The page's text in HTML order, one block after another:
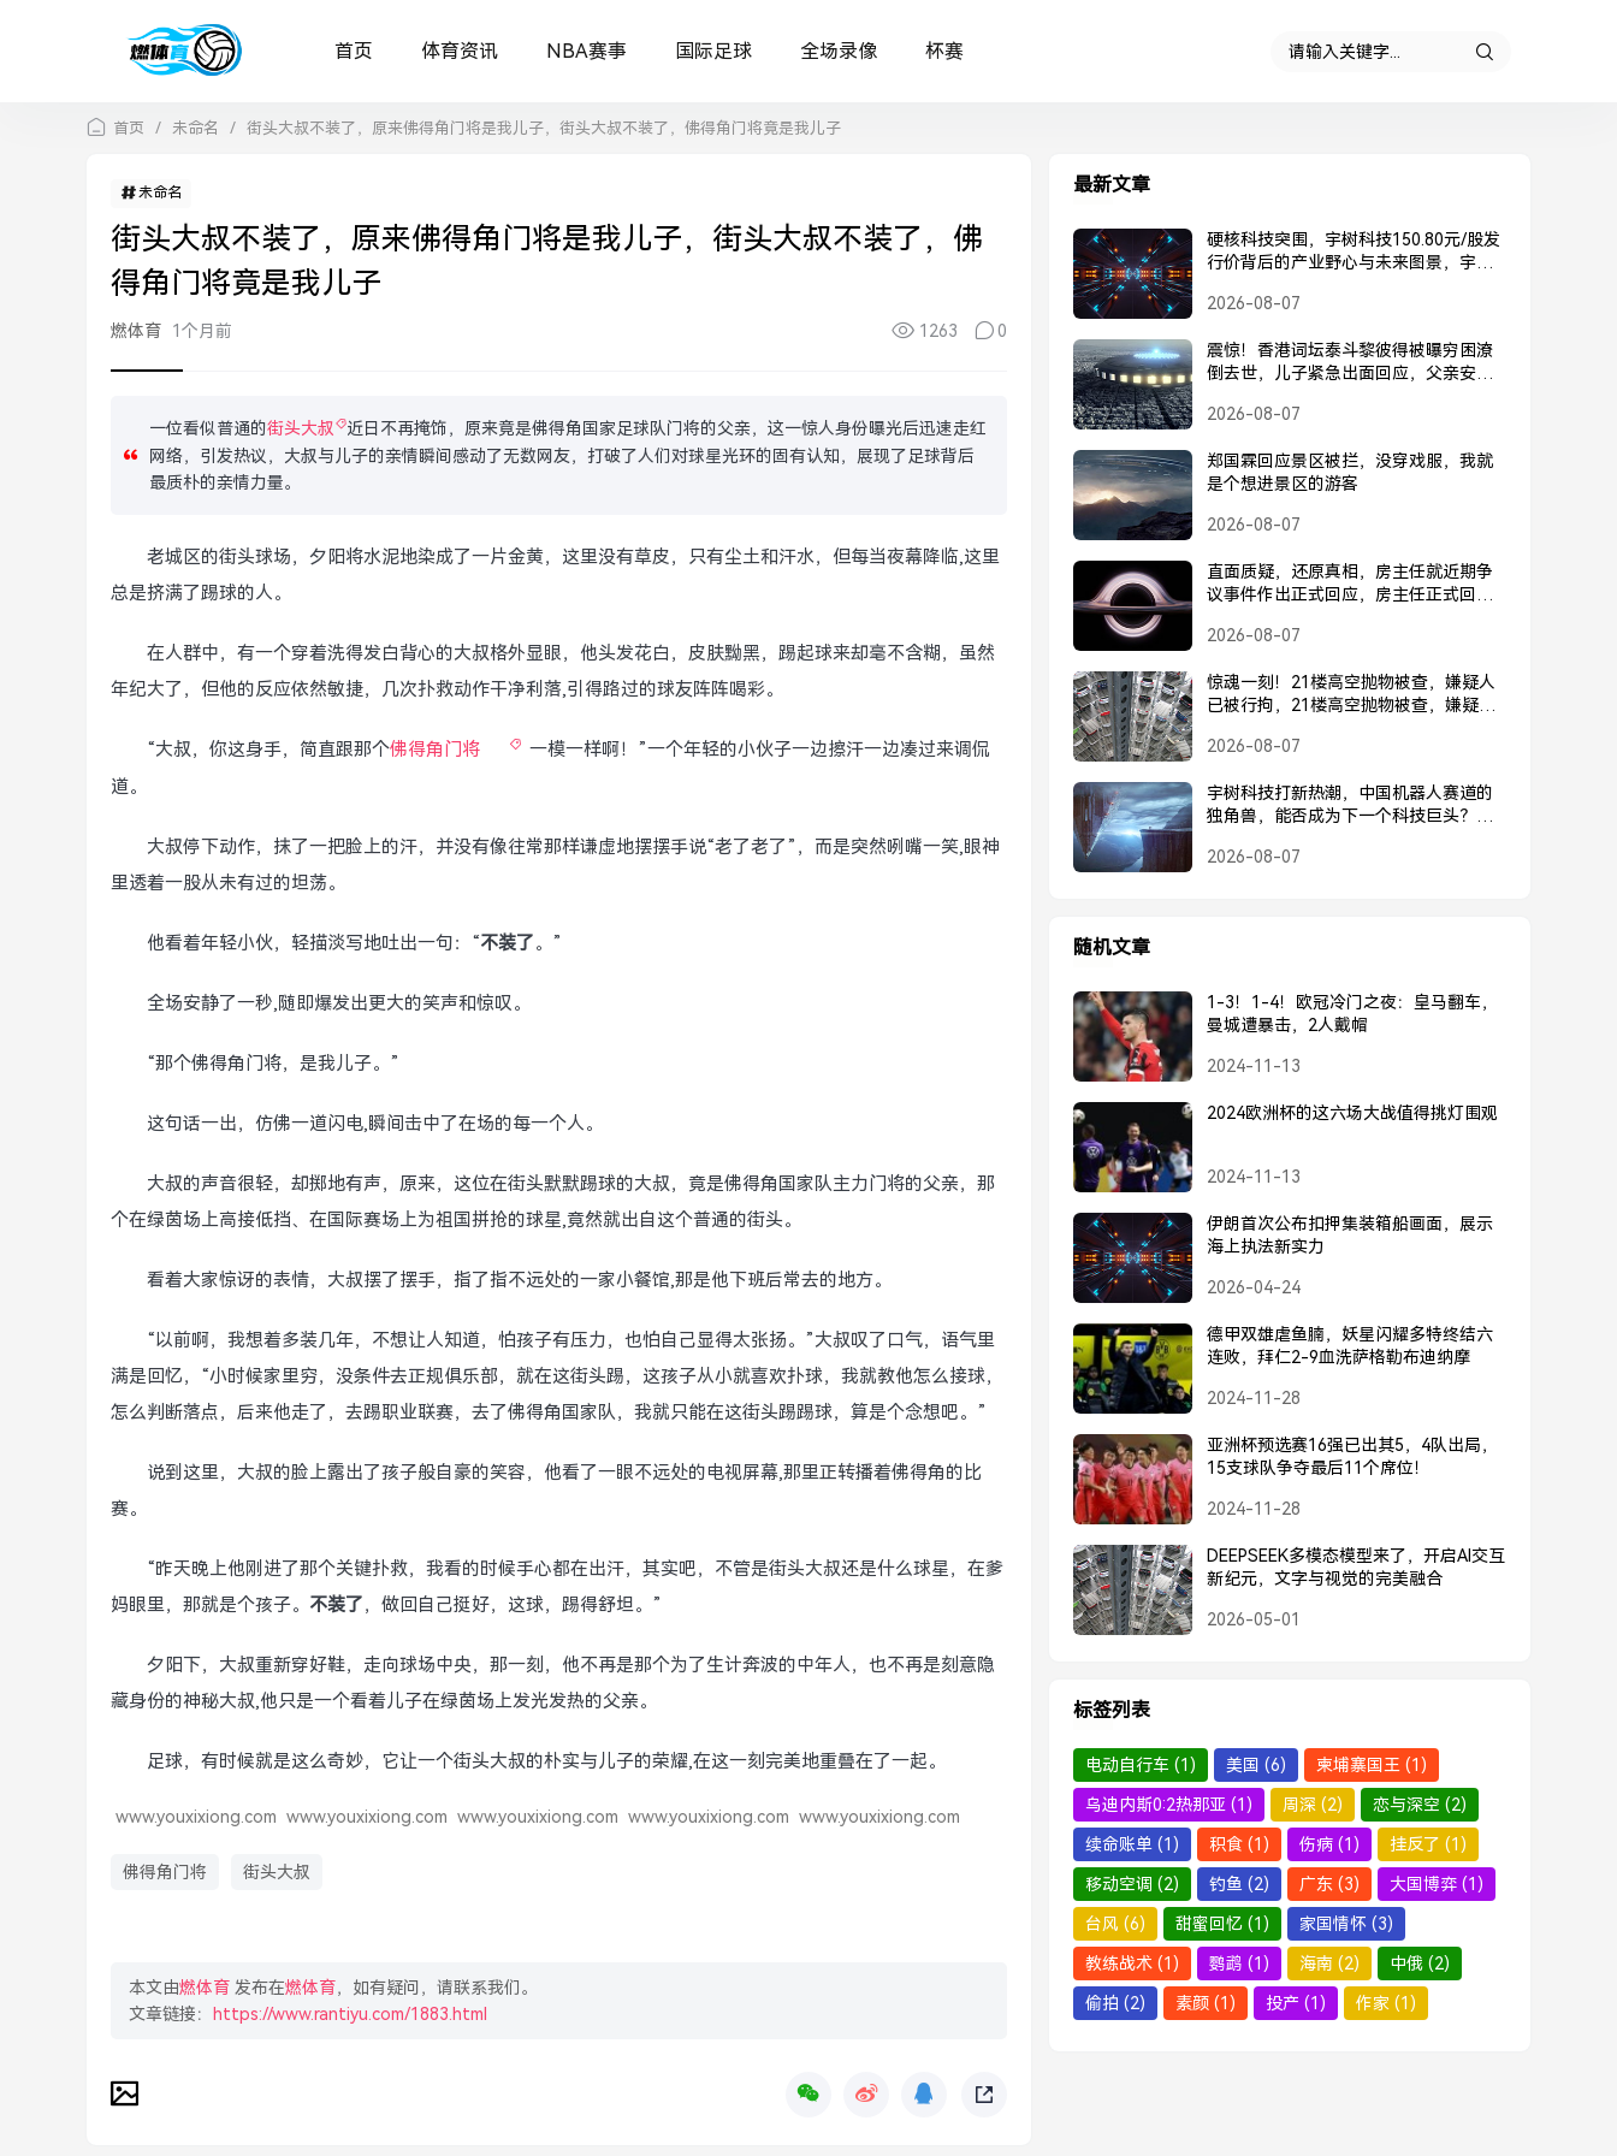
首页 体育资讯 NBA赛事 国际足球 全场录像 杯赛
首页 / 未命名 / 街头大叔不装了，原来佛得角门将是我儿子，街头大叔不装了，佛得角门将竟是我儿子
未命名
街头大叔不装了，原来佛得角门将是我儿子，街头大叔不装了，佛
得角门将竟是我儿子
燃体育 1个月前 1263 0
一位看似普通的街头大叔
近日不再掩饰，原来竟是佛得角国家足球队门将的父亲，这一惊人身份曝光后迅速走红
网络，引发热议，大叔与儿子的亲情瞬间感动了无数网友，打破了人们对球星光环的固有认知，展现了足球背后
最质朴的亲情力量。
老城区的街头球场，夕阳将水泥地染成了一片金黄，这里没有草皮，只有尘土和汗水，但每当夜幕降临,这里
总是挤满了踢球的人。
在人群中，有一个穿着洗得发白背心的大叔格外显眼，他头发花白，皮肤黝黑，踢起球来却毫不含糊，虽然
年纪大了，但他的反应依然敏捷，几次扑救动作干净利落,引得路过的球友阵阵喝彩。
“大叔，你这身手，简直跟那个佛得角门将
一模一样啊！”一个年轻的小伙子一边擦汗一边凑过来调侃
道。
大叔停下动作，抹了一把脸上的汗，并没有像往常那样谦虚地摆摆手说“老了老了”，而是突然咧嘴一笑,眼神
里透着一股从未有过的坦荡。
他看着年轻小伙，轻描淡写地吐出一句：“不装了。”
全场安静了一秒,随即爆发出更大的笑声和惊叹。
“那个佛得角门将，是我儿子。”
这句话一出，仿佛一道闪电,瞬间击中了在场的每一个人。
大叔的声音很轻，却掷地有声，原来，这位在街头默默踢球的大叔，竟是佛得角国家队主力门将的父亲，那
个在绿茵场上高接低挡、在国际赛场上为祖国拼抢的球星,竟然就出自这个普通的街头。
看着大家惊讶的表情，大叔摆了摆手，指了指不远处的一家小餐馆,那是他下班后常去的地方。
“以前啊，我想着多装几年，不想让人知道，怕孩子有压力，也怕自己显得太张扬。”大叔叹了口气，语气里
满是回忆，“小时候家里穷，没条件去正规俱乐部，就在这街头踢，这孩子从小就喜欢扑球，我就教他怎么接球，
怎么判断落点，后来他走了，去踢职业联赛，去了佛得角国家队，我就只能在这街头踢踢球，算是个念想吧。”
说到这里，大叔的脸上露出了孩子般自豪的笑容，他看了一眼不远处的电视屏幕,那里正转播着佛得角的比
赛。
“昨天晚上他刚进了那个关键扑救，我看的时候手心都在出汗，其实吧，不管是街头大叔还是什么球星，在爹
妈眼里，那就是个孩子。 不装了，做回自己挺好，这球，踢得舒坦。”
夕阳下，大叔重新穿好鞋，走向球场中央，那一刻，他不再是那个为了生计奔波的中年人，也不再是刻意隐
藏身份的神秘大叔,他只是一个看着儿子在绿茵场上发光发热的父亲。
足球，有时候就是这么奇妙，它让一个街头大叔的朴实与儿子的荣耀,在这一刻完美地重叠在了一起。
www.youxixiong.com www.youxixiong.com www.youxixiong.com www.youxixiong.com www.youxixiong.com
佛得角门将 街头大叔
本文由燃体育 发布在燃体育，如有疑问，请联系我们。
文章链接：
https://www.rantiyu.com/1883.html
最新文章
硬核科技突围，宇树科技150.80元/股发
行价背后的产业野心与未来图景，宇树
背后的产业野心与未来图景
2026-08-07
震惊！香港词坛泰斗黎彼得被曝穷困潦
倒去世，儿子紧急出面回应，父亲安
紧急回应，父亲安好并未离世
2026-08-07
郑国霖回应景区被拦，没穿戏服，我就
是个想进景区的游客
2026-08-07
直面质疑，还原真相，房主任就近期争
议事件作出正式回应，房主任正式回应
2026-08-07
惊魂一刻！21楼高空抛物被查，嫌疑人
已被行拘，21楼高空抛物被查，嫌疑人
2026-08-07
宇树科技打新热潮，中国机器人赛道的
独角兽，能否成为下一个科技巨头？宇
否成为下一个科技巨头？
2026-08-07
随机文章
1-3！1-4！欧冠冷门之夜：皇马翻车，
曼城遭暴击，2人戴帽
2024-11-13
2024欧洲杯的这六场大战值得挑灯围观
2024-11-13
伊朗首次公布扣押集装箱船画面，展示
海上执法新实力
2026-04-24
德甲双雄虐鱼腩，妖星闪耀多特终结六
连败，拜仁2-9血洗萨格勒布迪纳摩
2024-11-28
亚洲杯预选赛16强已出其5，4队出局，
15支球队争夺最后11个席位！
2024-11-28
DEEPSEEK多模态模型来了，开启AI交互
新纪元，文字与视觉的完美融合
2026-05-01
标签列表
电动自行车 (1) 美国 (6) 柬埔寨国王 (1)
乌迪内斯0:2热那亚 (1) 周深 (2) 恋与深空 (2)
续命账单 (1) 积食 (1) 伤病 (1) 挂反了 (1)
移动空调 (2) 钓鱼 (2) 广东 (3) 大国博弈 (1)
台风 (6) 甜蜜回忆 (1) 家国情怀 (3)
教练战术 (1) 鹦鹉 (1) 海南 (2) 中俄 (2)
偷拍 (2) 素颜 (1) 投产 (1) 作家 (1)